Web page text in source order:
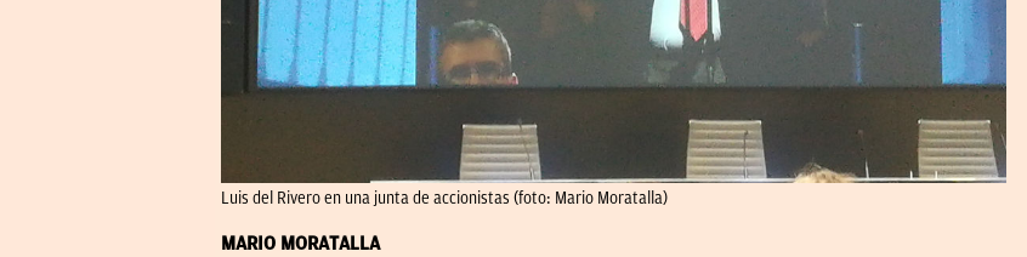
Luis del Rivero en una junta de accionistas (foto: Mario Moratalla)
MARIO MORATALLA